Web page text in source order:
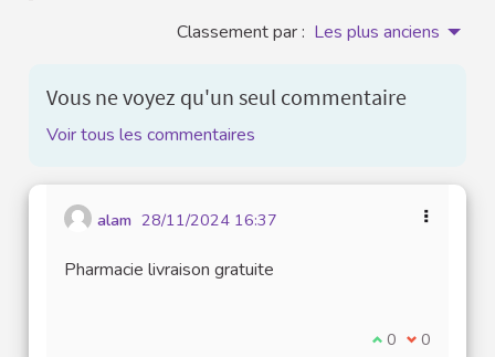
Classement par : Les plus anciens
Vous ne voyez qu'un seul commentaire
Voir tous les commentaires
alam 28/11/2024 16:37
Pharmacie livraison gratuite
Je suis d'accord
0 Je ne suis
0